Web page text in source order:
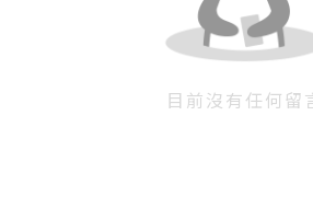
目前沒有任何留